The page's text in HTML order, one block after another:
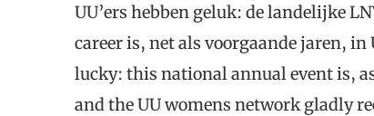
UU’ers hebben geluk: de landelijke
career is, net als voorgaande jaren,
lucky: this national annual event is,
and the UU womens network gladly